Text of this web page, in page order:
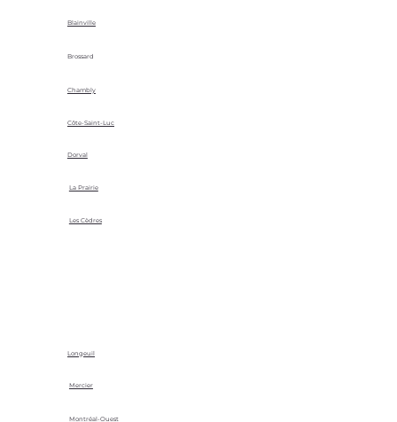
Blainville
Brossard
Chambly
Côte-Saint-Luc
Dorval
La Prairie
Les Cèdres
Longeuil
Mercier
Montréal-Ouest